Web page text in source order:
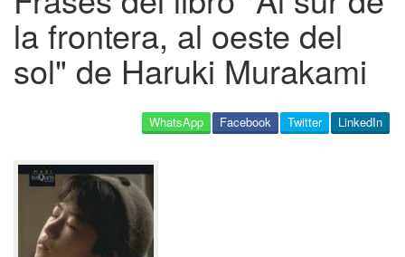
la frontera, al oeste del
sol" de Haruki Murakami
LinkedIn
Twitter
Facebook
WhatsApp